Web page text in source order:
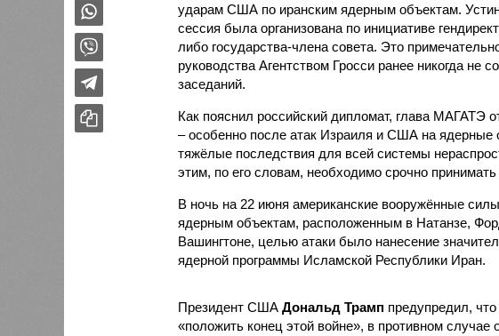
ударам США по иранским ядерным объектам.
сессия была организована по инициативе
либо государства-члена совета. Это
руководства Агентством Гросси ранее никогда не
заседаний.
Как пояснил российский дипломат, глава МАГАТЭ
– особенно после атак Израиля и США на ядерные
тяжёлые последствия для всей системы
этим, по его словам, необходимо срочно
В ночь на 22 июня американские вооружённые
ядерным объектам, расположенным в Натанзе,
Вашингтоне, целью атаки было нанесение
ядерной программы Исламской Республики Иран.
Президент США Дональд Трамп предупредил, что
«положить конец этой войне», в противном